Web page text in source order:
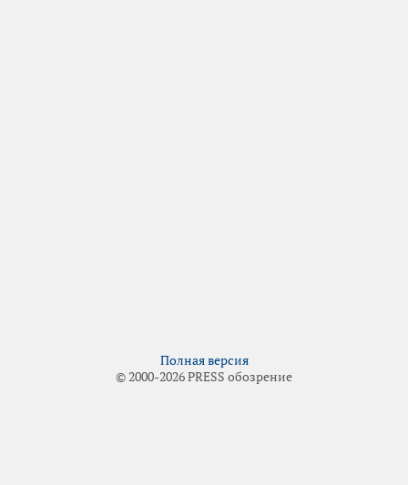
Полная версия
© 2000-2026 PRESS обозрение